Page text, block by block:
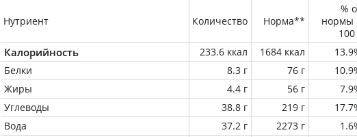
Нутриент Количество Норма**
%
нормы
100
Калорийность 233.6 ккал 1684 ккал
Белки
8.3 г 76 г
Жиры
4.4 г 56 г
Углеводы
38.8 г 219 г
Вода
37.2 г 2273 г